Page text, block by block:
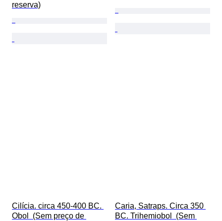
reserva)
Cilícia. circa 450-400 BC.
Obol  (Sem preço de
Caria, Satraps. Circa 350
BC. Trihemiobol  (Sem